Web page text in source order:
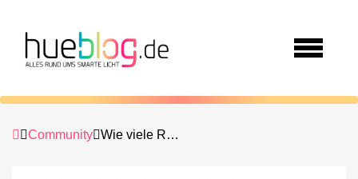
Community Wie viele Regeln kann die Hue Bridge Pro verwalten?